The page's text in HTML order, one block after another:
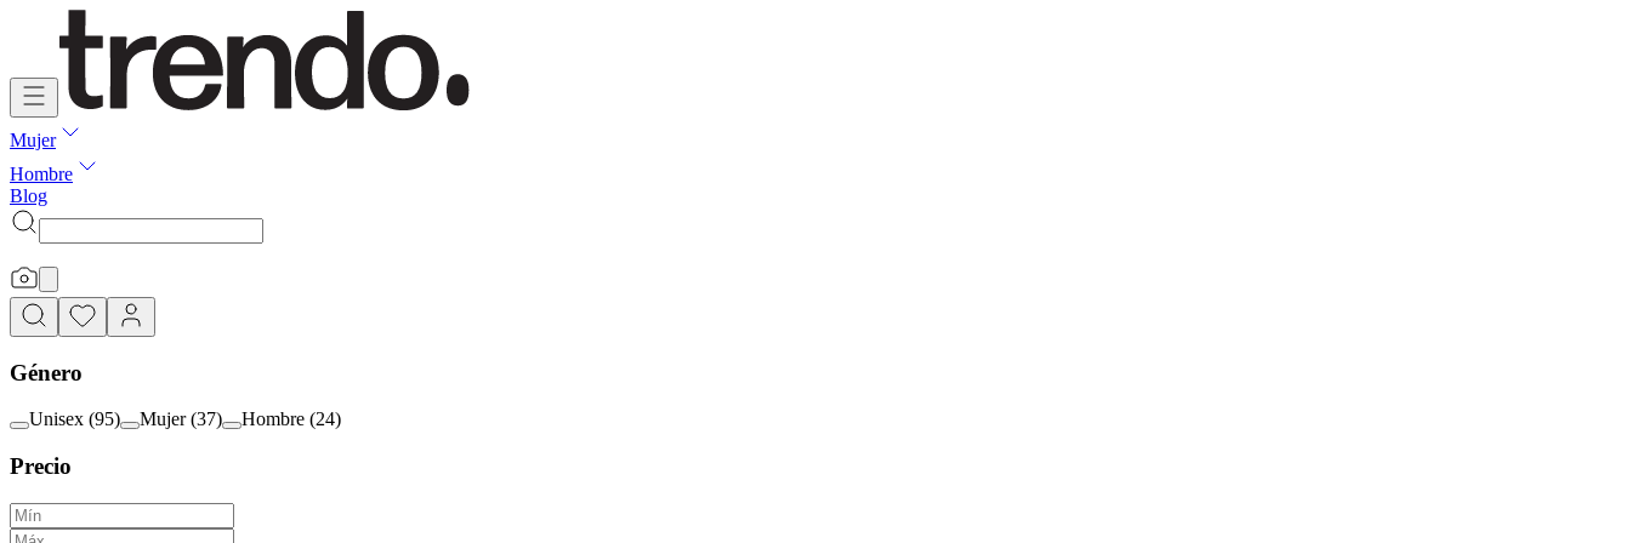
Mujer
Hombre
Blog
Género
Unisex (95) Mujer (37) Hombre (24)
Precio